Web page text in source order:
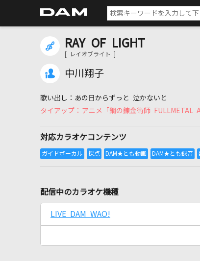
RAY OF LIGHT
[ レイオブライト ]
中川翔子
あの日からずっと 泣かないと
アニメ「鋼の錬金術師 FULLMETAL
対応カラオケコンテンツ
配信中のカラオケ機種
LIVE DAM WAO!